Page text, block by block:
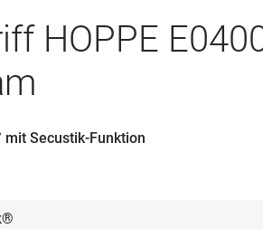
HOPPE
mit Secustik-Funktion